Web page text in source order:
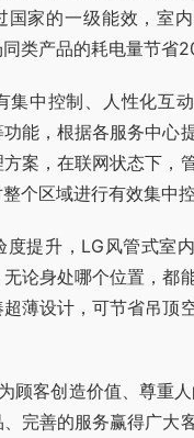
国家的一级能效，室
类产品的耗电量节省
集中控制、人性化互
能，根据各服务中心
案，在联网状态下，
个区域进行有效集中控
度提升，LG风管式室
论身处哪个位置，都
薄设计，可节省吊顶
顾客创造价值、尊重
完善的服务赢得广大